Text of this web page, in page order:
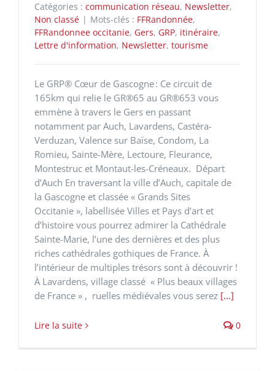
Catégories : communication réseau, Newsletter,
Non classé | Mots-clés : FFRandonnée,
FFRandonnee occitanie, Gers, GRP, itinéraire,
Lettre d'information, Newsletter, tourisme
Le GRP® Cœur de Gascogne : Ce circuit de
165km qui relie le GR®65 au GR®653 vous
emmène à travers le Gers en passant
notamment par Auch, Lavardens, Castéra-
Verduzan, Valence sur Baïse, Condom, La
Romieu, Sainte-Mère, Lectoure, Fleurance,
Montestruc et Montaut-les-Créneaux. Départ
d’Auch En traversant la ville d’Auch, capitale de
la Gascogne et classée « Grands Sites
Occitanie », labellisée Villes et Pays d’art et
d’histoire vous pourrez admirer la Cathédrale
Sainte-Marie, l’une des dernières et des plus
riches cathédrales gothiques de France. À
l’intérieur de multiples trésors sont à découvrir !
À Lavardens, village classé « Plus beaux villages
de France » , ruelles médiévales vous serez [...]
Lire la suite 0